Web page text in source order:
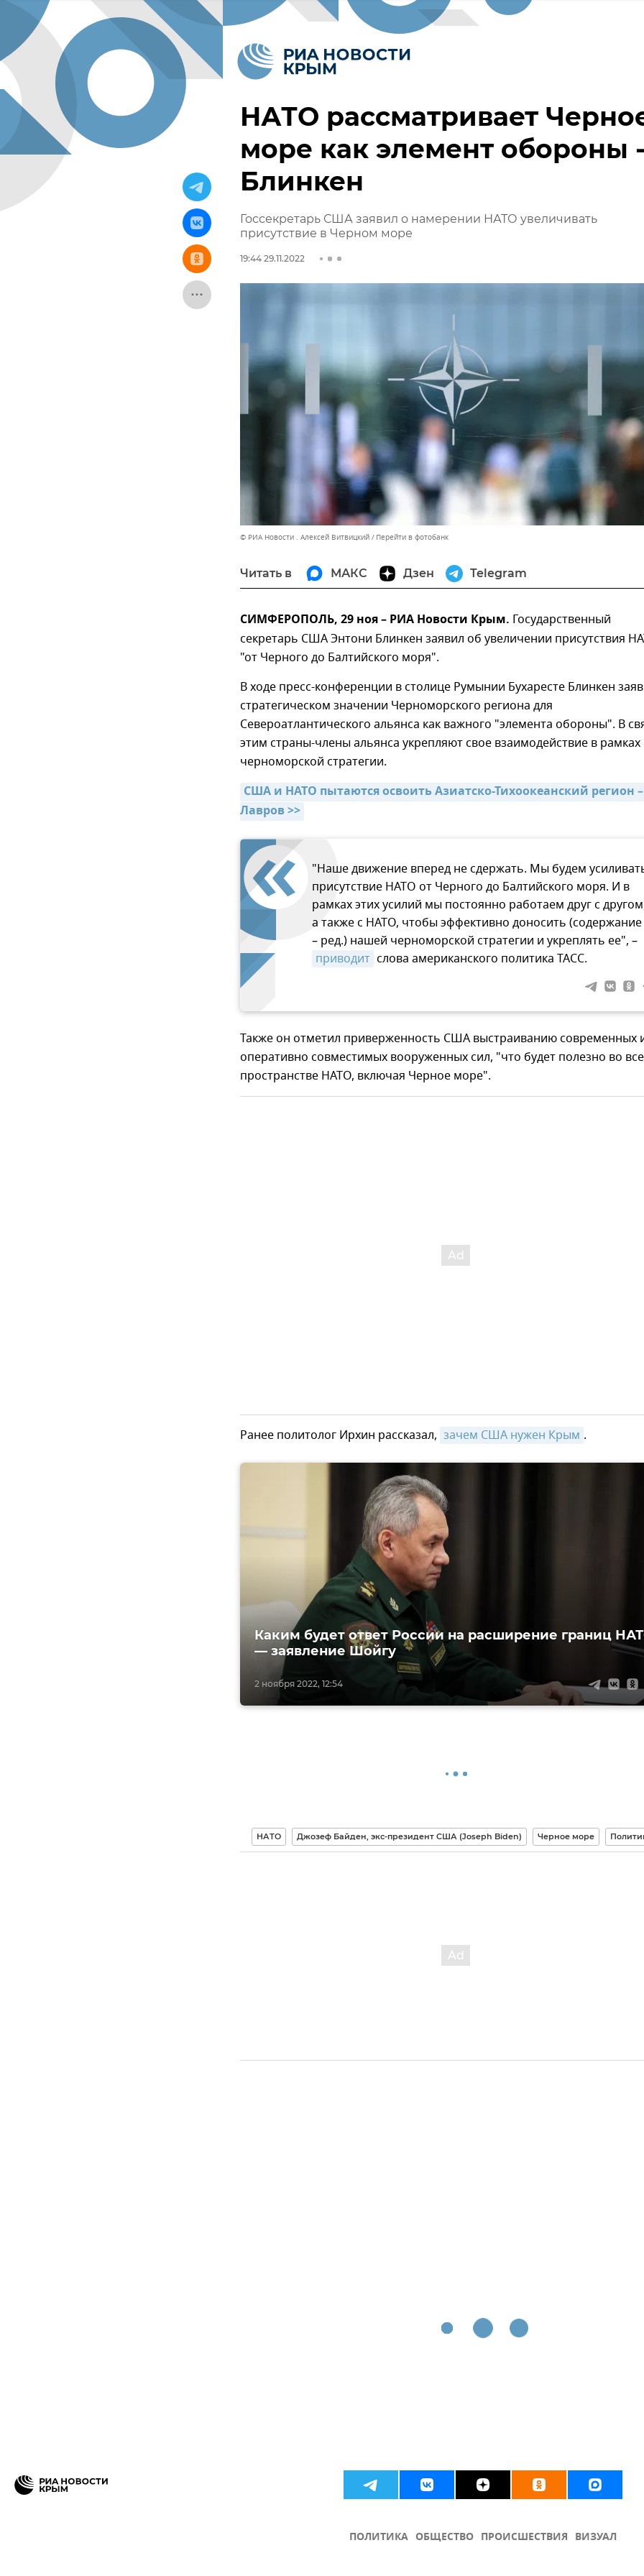
НАТО рассматривает
море как элемент обороны
Блинкен
Госсекретарь США заявил о намерении НАТО увеличивать
присутствие в Черном море
19:44 29.11.2022
© РИА Новости . Алексей Витвицкий Перейти в фотобанк
Читать в МАКС Дзен Telegram
СИМФЕРОПОЛЬ, 29 ноя – РИА Новости Крым. Государственный
секретарь США Энтони Блинкен заявил об увеличении присутствия
"от Черного до Балтийского моря".
В ходе пресс-конференции в столице Румынии Бухаресте Блинкен
стратегическом значении Черноморского региона для
Североатлантического альянса как важного "элемента обороны". В
этим страны-члены альянса укрепляют свое взаимодействие в рамках
черноморской стратегии.
США и НАТО пытаются освоить Азиатско-Тихоокеанский регион –
Лавров >>
"Наше движение вперед не сдержать. Мы будем
присутствие НАТО от Черного до Балтийского моря. И в
рамках этих усилий мы постоянно работаем друг с
а также с НАТО, чтобы эффективно доносить (содержание
– ред.) нашей черноморской стратегии и укреплять ее", –
приводит слова американского политика ТАСС.
Также он отметил приверженность США выстраиванию современных
оперативно совместимых вооруженных сил, "что будет полезно во
пространстве НАТО, включая Черное море".
Ранее политолог Ирхин рассказал, зачем США нужен Крым .
2 ноября 2022, 12:54
Каким будет ответ России на расширение границ
— заявление Шойгу
НАТО Джозеф Байден, экс-президент США (Joseph Biden) Черное море
ПОЛИТИКА ОБЩЕСТВО ПРОИСШЕСТВИЯ ВИЗУАЛ